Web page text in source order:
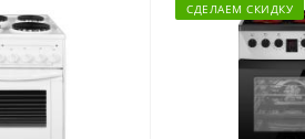
СДЕЛАЕМ СКИДКУ